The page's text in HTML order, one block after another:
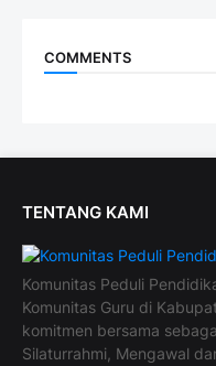
COMMENTS
TENTANG KAMI
Komunitas Peduli
Komunitas Guru di
komitmen bersama
Silaturrahmi, Mengawal